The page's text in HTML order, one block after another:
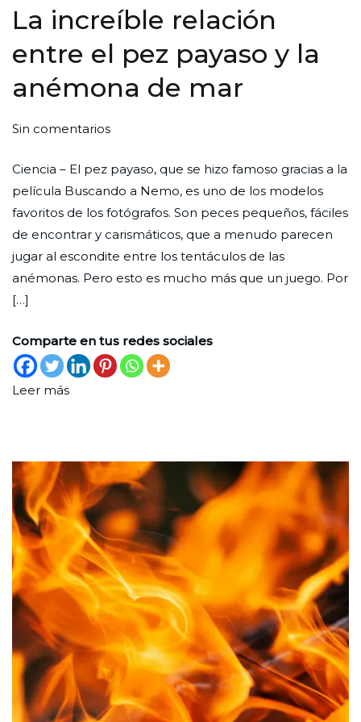
La increíble relación
entre el pez payaso y la
anémona de mar
Por
Ciudad
Nueva
Publicada
31
de
julio
de
2024
Publicada
Ciencia
Sin comentariosen
increíble
relación
entre
el
pez
payaso
anémona
de
Ciencia – El pez payaso, que se hizo famoso gracias a la
película Buscando a Nemo, es uno de los modelos
favoritos de los fotógrafos. Son peces pequeños, fáciles
de encontrar y carismáticos, que a menudo parecen
jugar al escondite entre los tentáculos de las
anémonas. Pero esto es mucho más que un juego. Por
[…]
Comparte en tus redes sociales
Leer más